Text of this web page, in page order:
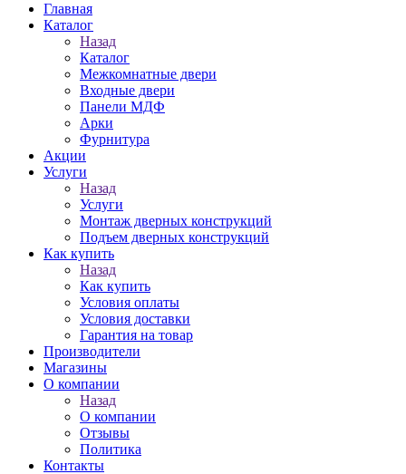
Главная
Каталог
Назад
Каталог
Межкомнатные двери
Входные двери
Панели МДФ
Арки
Фурнитура
Акции
Услуги
Назад
Услуги
Монтаж дверных конструкций
Подъем дверных конструкций
Как купить
Назад
Как купить
Условия оплаты
Условия доставки
Гарантия на товар
Производители
Магазины
О компании
Назад
О компании
Отзывы
Политика
Контакты